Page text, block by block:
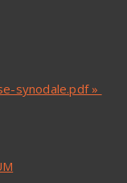
synodale.pdf »